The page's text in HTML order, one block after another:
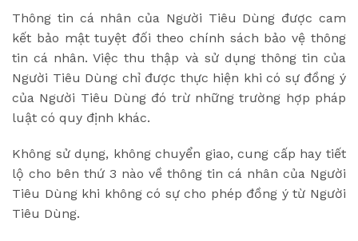
Thông tin cá nhân của Người Tiêu Dùng được cam
kết bảo mật tuyệt đối theo chính sách bảo vệ thông
tin cá nhân. Việc thu thập và sử dụng thông tin của
Người Tiêu Dùng chỉ được thực hiện khi có sự đồng ý
của Người Tiêu Dùng đó trừ những trường hợp pháp
luật có quy định khác.
Không sử dụng, không chuyển giao, cung cấp hay tiết
lộ cho bên thứ 3 nào về thông tin cá nhân của Người
Tiêu Dùng khi không có sự cho phép đồng ý từ Người
Tiêu Dùng.